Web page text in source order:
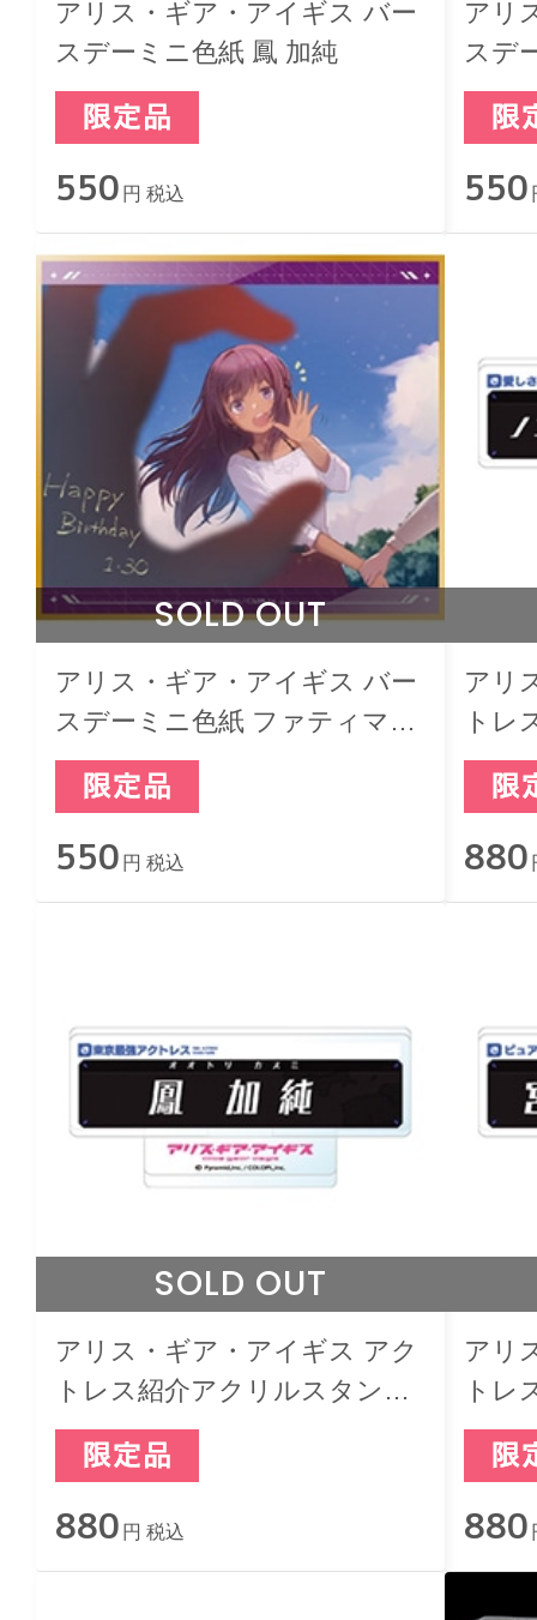
アリス・ギア・アイギス バー
スデーミニ色紙 鳳 加純
550 円 税込
アリ
スデ
550
SOLD OUT
アリス・ギア・アイギス バー
スデーミニ色紙 ファティマ・
ベトロラム
550 円 税込
アリ
トレ
ノエ
880
SOLD OUT
アリス・ギア・アイギス アク
トレス紹介アクリルスタンド
鳳 加純
880 円 税込
アリ
トレ
宮南
880